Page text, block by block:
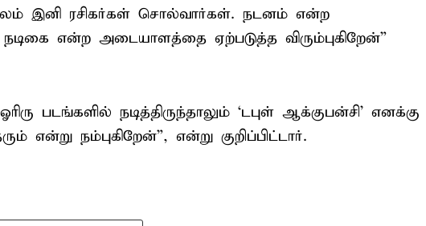
இனி ரசிகர்கள் சொல்வார்கள். நடனம் என்ற
என்ற அடையாளத்தை ஏற்படுத்த விரும்புகிறேன்”
படங்களில் நடித்திருந்தாலும் ‘டபுள் ஆக்குபன்சி' எனக்கு
என்று நம்புகிறேன்”, என்று குறிப்பிட்டார்.